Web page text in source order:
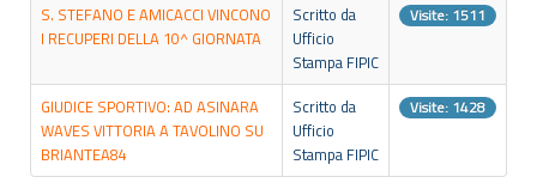
S. STEFANO E AMICACCI VINCONO
I RECUPERI DELLA 10^ GIORNATA
Scritto da
Ufficio
Stampa FIPIC
Visite: 1511
GIUDICE SPORTIVO: AD ASINARA
WAVES VITTORIA A TAVOLINO SU
BRIANTEA84
Scritto da
Ufficio
Stampa FIPIC
Visite: 1428